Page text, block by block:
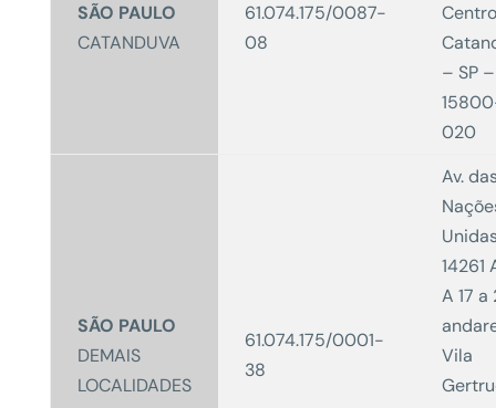
SÃO PAULO
CATANDUVA
61.074.175/0087-
08
– SP
020
SÃO PAULO
DEMAIS
LOCALIDADES
61.074.175/0001-
38
Av.
14261
A 17 a
Vila